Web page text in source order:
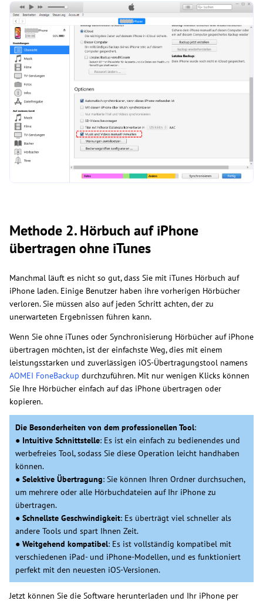
Methode 2. Hörbuch auf iPhone
übertragen ohne iTunes
Manchmal läuft es nicht so gut, dass Sie mit iTunes Hörbuch auf
iPhone laden. Einige Benutzer haben ihre vorherigen Hörbücher
verloren. Sie müssen also auf jeden Schritt achten, der zu
unerwarteten Ergebnissen führen kann.
Wenn Sie ohne iTunes oder Synchronisierung Hörbücher auf iPhone
übertragen möchten, ist der einfachste Weg, dies mit einem
leistungsstarken und zuverlässigen iOS-Übertragungstool namens
AOMEI FoneBackup durchzuführen. Mit nur wenigen Klicks können
Sie Ihre Hörbücher einfach auf das iPhone übertragen oder
kopieren.
Die Besonderheiten von dem professionellen Tool:
● Intuitive Schnittstelle: Es ist ein einfach zu bedienendes und
werbefreies Tool, sodass Sie diese Operation leicht handhaben
können.
● Selektive Übertragung: Sie können Ihren Ordner durchsuchen,
um mehrere oder alle Hörbuchdateien auf Ihr iPhone zu
übertragen.
● Schnellste Geschwindigkeit: Es überträgt viel schneller als
andere Tools und spart Ihnen Zeit.
● Weitgehend kompatibel: Es ist vollständig kompatibel mit
verschiedenen iPad- und iPhone-Modellen, und es funktioniert
perfekt mit den neuesten iOS-Versionen.
Jetzt können Sie die Software herunterladen und Ihr iPhone per